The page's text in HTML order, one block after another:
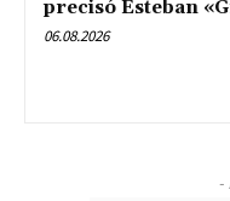
precisó Esteban
06.08.2026
-